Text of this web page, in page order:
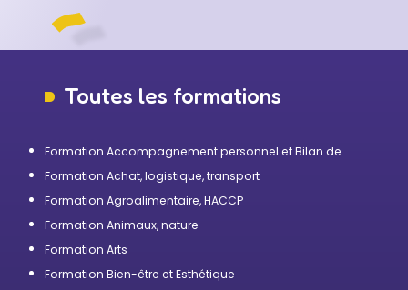
Toutes les formations
Formation Accompagnement personnel et Bilan de
Formation Achat, logistique, transport
Formation Agroalimentaire, HACCP
Formation Animaux, nature
Formation Arts
Formation Bien-être et Esthétique